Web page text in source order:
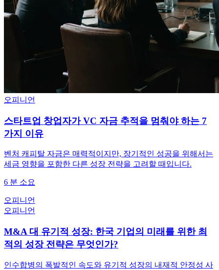
오피니언
스타트업 창업자가 VC 자금 추적을 멈춰야 하는 7
가지 이유
벤처 캐피탈 자금은 매력적이지만, 장기적인 성공을 위해서는
세금 영향을 포함한 다른 성장 전략을 고려할 때입니다.
6 분 소요
오피니언
오피니언
M&A 대 유기적 성장: 한국 기업의 미래를 위한 최
적의 성장 전략은 무엇인가?
인수합병의 폭발적인 속도와 유기적 성장의 내재적 안정성 사